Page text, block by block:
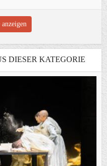
DIESER KATEGORIE